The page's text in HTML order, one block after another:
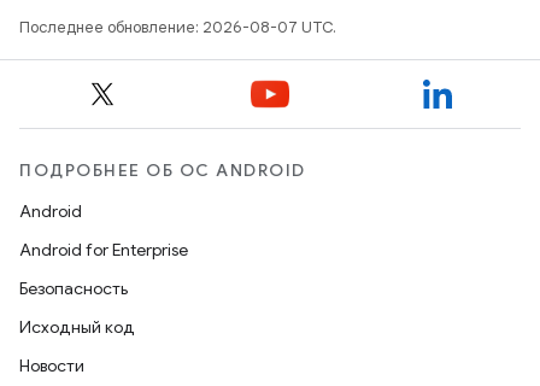
Последнее обновление: 2026-08-07 UTC.
ПОДРОБНЕЕ ОБ ОС ANDROID
Android
Android for Enterprise
Безопасность
Исходный код
Новости